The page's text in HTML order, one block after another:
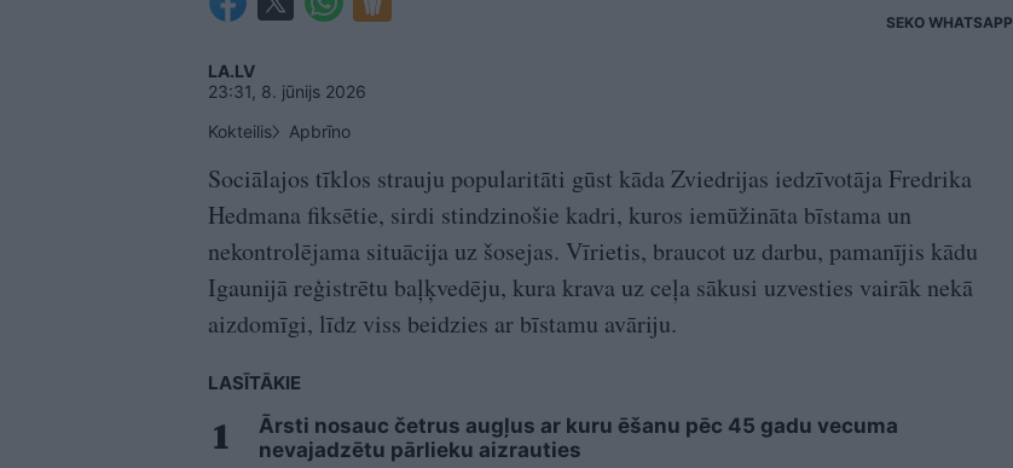
SEKO WHATSAPP
LA.LV
23:31, 8. jūnijs 2026
Kokteilis
Apbrīno
Sociālajos tīklos strauju popularitāti gūst kāda Zviedrijas iedzīvotāja Fredrika
Hedmana fiksētie, sirdi stindzinošie kadri, kuros iemūžināta bīstama un
nekontrolējama situācija uz šosejas. Vīrietis, braucot uz darbu, pamanījis kādu
Igaunijā reģistrētu baļķvedēju, kura krava uz ceļa sākusi uzvesties vairāk nekā
aizdomīgi, līdz viss beidzies ar bīstamu avāriju.
LASĪTĀKIE
Ārsti nosauc četrus augļus ar kuru ēšanu pēc 45 gadu vecuma
nevajadzētu pārlieku aizrauties